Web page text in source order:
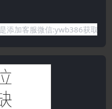
服微信:ywb386获取帮助！